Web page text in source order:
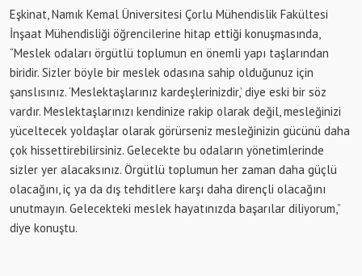
Eşkinat, Namık Kemal Üniversitesi Çorlu Mühendislik Fakültesi
İnşaat Mühendisliği öğrencilerine hitap ettiği konuşmasında,
“Meslek odaları örgütlü toplumun en önemli yapı taşlarından
biridir. Sizler böyle bir meslek odasına sahip olduğunuz için
şanslısınız. ‘Meslektaşlarınız kardeşlerinizdir,’ diye eski bir söz
vardır. Meslektaşlarınızı kendinize rakip olarak değil, mesleğinizi
yüceltecek yoldaşlar olarak görürseniz mesleğinizin gücünü daha
çok hissettirebilirsiniz. Gelecekte bu odaların yönetimlerinde
sizler yer alacaksınız. Örgütlü toplumun her zaman daha güçlü
olacağını, iç ya da dış tehditlere karşı daha dirençli olacağını
unutmayın. Gelecekteki meslek hayatınızda başarılar diliyorum,”
diye konuştu.